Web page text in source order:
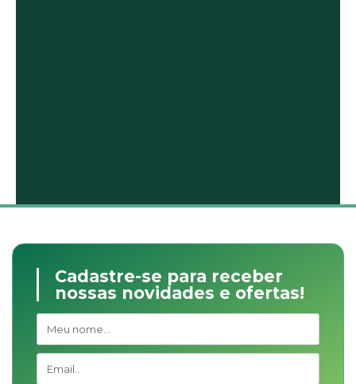
Cadastre-se para receber
nossas novidades e ofertas!